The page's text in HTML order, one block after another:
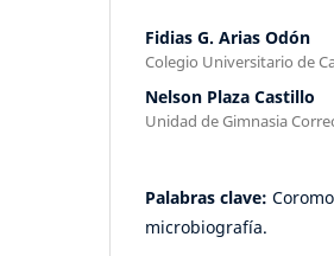
Fidias G. Arias Odón
Colegio Universitario de
Nelson Plaza Castillo
Unidad de Gimnasia
Palabras clave:
microbiografía.